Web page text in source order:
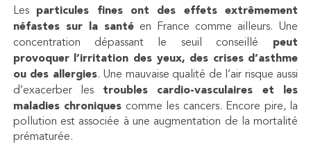
Les particules fines ont des effets extrêmement
néfastes sur la santéen France comme ailleurs. Une
concentration dépassant le seuil conseillé peut
provoquer l’irritation des yeux, des crises d’asthme
ou des allergies. Une mauvaise qualité de l’air risque aussi
d’exacerber les
troubles cardio-vasculaires et les
maladies chroniques comme les cancers. Encore pire, la
pollution est associée à une augmentation de la mortalité
prématurée.